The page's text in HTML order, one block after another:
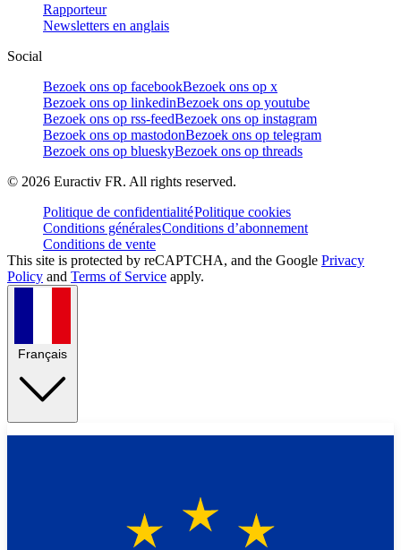
Rapporteur
Newsletters en anglais
Social
Bezoek ons op facebookBezoek ons op x
Bezoek ons op linkedinBezoek ons op youtube
Bezoek ons op rss-feedBezoek ons op instagram
Bezoek ons op mastodonBezoek ons op telegram
Bezoek ons op blueskyBezoek ons op threads
© 2026 Euractiv FR. All rights reserved.
Politique de confidentialitéPolitique cookies
Conditions généralesConditions d’abonnement
Conditions de vente
This site is protected by reCAPTCHA, and the Google Privacy
Policy and Terms of Service apply.
Français